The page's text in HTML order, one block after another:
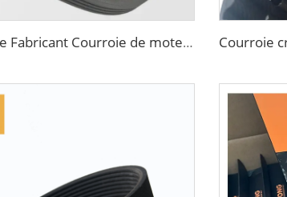
Courroie V Chine Fabricant Courroie de moteur 6PK2563 à nervures PK 5PK692 Courroie d'entraînement pour ventilateur